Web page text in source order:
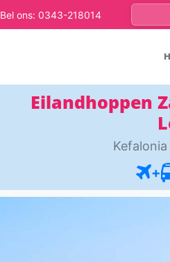
Bel ons: 0343-218014
Eilandhoppen
+